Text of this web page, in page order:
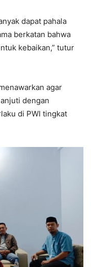
dapat pahala
berkatan bahwa
kebaikan,” tutur
agar
dengan
di PWI tingkat